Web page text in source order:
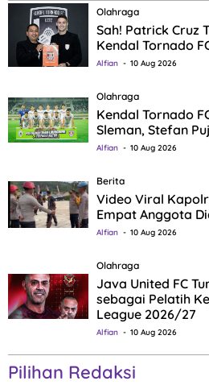
Olahraga
Sah! Patrick Cruz
Kendal Tornado
Alfian 10 Aug 2026
Olahraga
Kendal Tornado
Sleman, Stefan
Alfian 10 Aug 2026
Berita
Video Viral
Empat Anggota
Alfian 10 Aug 2026
Olahraga
Java United FC
sebagai Pelatih
League 2026/27
Alfian 10 Aug 2026
Pilihan Redaksi